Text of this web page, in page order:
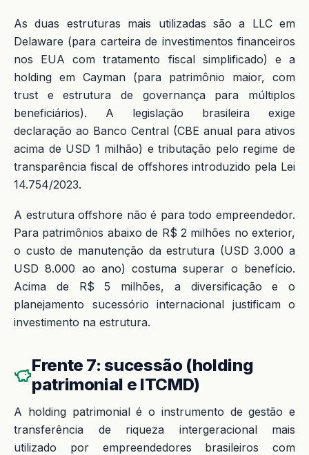
As duas estruturas mais utilizadas são a LLC em
Delaware (para carteira de investimentos financeiros
nos EUA com tratamento fiscal simplificado) e a
holding em Cayman (para patrimônio maior, com
trust e estrutura de governança para múltiplos
beneficiários). A legislação brasileira exige
declaração ao Banco Central (CBE anual para ativos
acima de USD 1 milhão) e tributação pelo regime de
transparência fiscal de offshores introduzido pela Lei
14.754/2023.
A estrutura offshore não é para todo empreendedor.
Para patrimônios abaixo de R$ 2 milhões no exterior,
o custo de manutenção da estrutura (USD 3.000 a
USD 8.000 ao ano) costuma superar o benefício.
Acima de R$ 5 milhões, a diversificação e o
planejamento sucessório internacional justificam o
investimento na estrutura.
Frente 7: sucessão (holding
patrimonial e ITCMD)
A holding patrimonial é o instrumento de gestão e
transferência de riqueza intergeracional mais
utilizado por empreendedores brasileiros com